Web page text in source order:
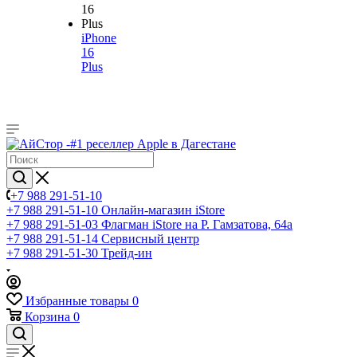
iPhone
16
Plus
+7 988 291-51-10
+7 988 291-51-10 Онлайн-магазин iStore
+7 988 291-51-03 Флагман iStore на Р. Гамзатова, 64а
+7 988 291-51-14 Сервисный центр
+7 988 291-51-30 Трейд-ин
Избранные товары 0
Корзина 0